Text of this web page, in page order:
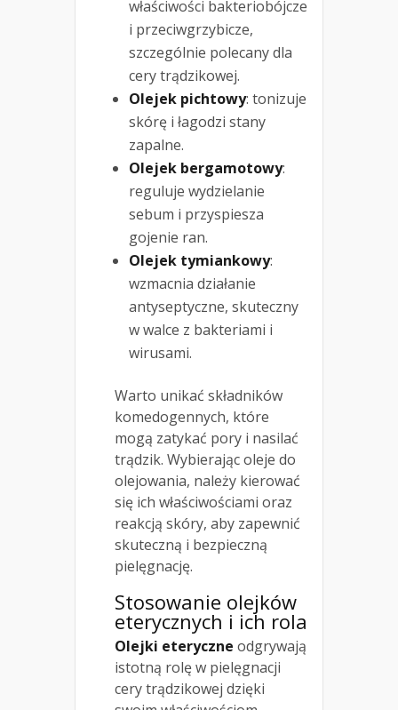
właściwości bakteriobójcze
i przeciwgrzybicze,
szczególnie polecany dla
cery trądzikowej.
Olejek pichtowy: tonizuje
skórę i łagodzi stany
zapalne.
Olejek bergamotowy:
reguluje wydzielanie
sebum i przyspiesza
gojenie ran.
Olejek tymiankowy:
wzmacnia działanie
antyseptyczne, skuteczny
w walce z bakteriami i
wirusami.
Warto unikać składników
komedogennych, które
mogą zatykać pory i nasilać
trądzik. Wybierając oleje do
olejowania, należy kierować
się ich właściwościami oraz
reakcją skóry, aby zapewnić
skuteczną i bezpieczną
pielęgnację.
Stosowanie olejków
eterycznych i ich rola
Olejki eteryczne odgrywają
istotną rolę w pielęgnacji
cery trądzikowej dzięki